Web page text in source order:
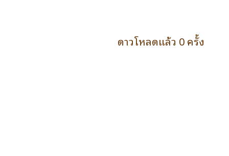
ดาวโหลดแล้ว 0 ครั้ง